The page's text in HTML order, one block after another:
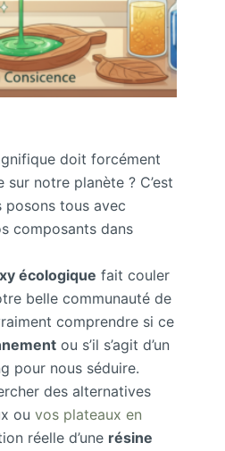
doit forcément
notre planète ? C’est
posons tous avec
composants dans
écologique fait couler
belle communauté de
comprendre si ce
ou s’il s’agit d’un
pour nous séduire.
des alternatives
ou vos plateaux en
réelle d’une résine